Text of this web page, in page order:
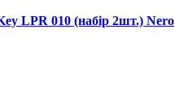
LPR 010 (набір 2шт.) Nero